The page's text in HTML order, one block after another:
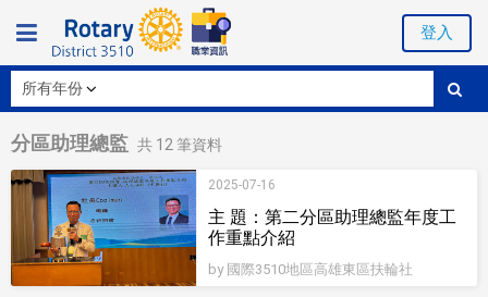
登入
分區助理總監 共 12 筆資料
2025-07-16
主 題：第二分區助理總監年度工
作重點介紹
by 國際3510地區高雄東區扶輪社